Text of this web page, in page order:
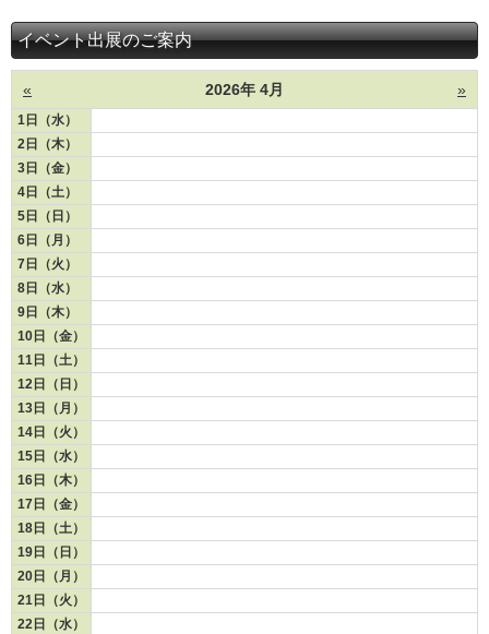
イベント出展のご案内
« 2026年 4月 »
1日（水）
2日（木）
3日（金）
4日（土）
5日（日）
6日（月）
7日（火）
8日（水）
9日（木）
10日（金）
11日（土）
12日（日）
13日（月）
14日（火）
15日（水）
16日（木）
17日（金）
18日（土）
19日（日）
20日（月）
21日（火）
22日（水）